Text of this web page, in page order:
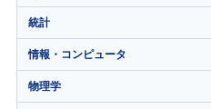
統計
情報・コンピュータ
物理学